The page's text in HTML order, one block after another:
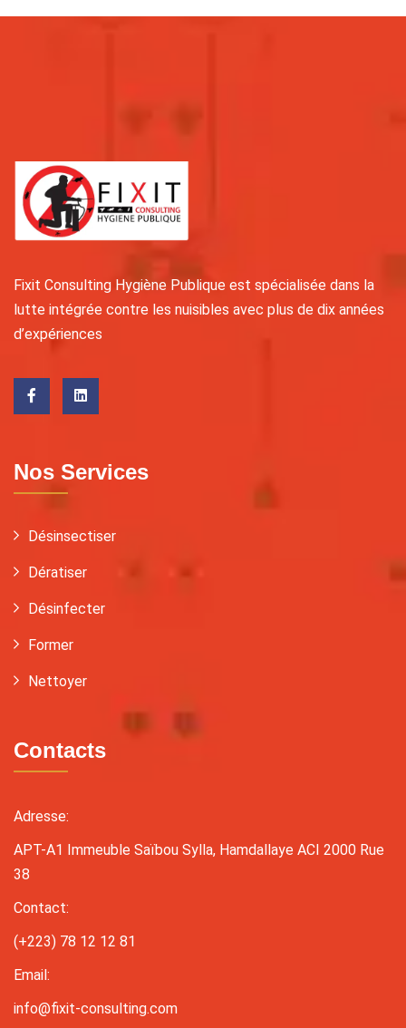
Fixit Consulting Hygiène Publique est spécialisée dans la
lutte intégrée contre les nuisibles avec plus de dix années
d’expériences
Nos Services
Désinsectiser
Dératiser
Désinfecter
Former
Nettoyer
Contacts
Adresse:
APT-A1 Immeuble Saïbou Sylla, Hamdallaye ACI 2000 Rue
38
Contact:
(+223) 78 12 12 81
Email:
info@fixit-consulting.com